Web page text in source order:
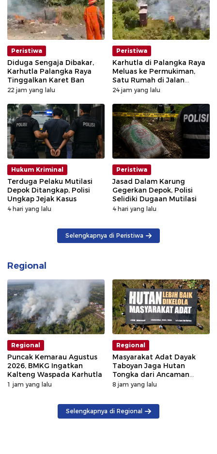
Peristiwa
Diduga Sengaja Dibakar,
Karhutla Palangka Raya
Tinggalkan Karet Ban
22 jam yang lalu
Peristiwa
Karhutla di Palangka Raya
Meluas ke Permukiman,
Satu Rumah di Jalan
Kalibata Hangus Terbakar
24 jam yang lalu
Hukum Kriminal
Terduga Pelaku Mutilasi
Depok Ditangkap, Polisi
Ungkap Jejak Kasus
4 hari yang lalu
Peristiwa
Jasad Dalam Karung
Gegerkan Depok, Polisi
Selidiki Dugaan Mutilasi
4 hari yang lalu
Selengkapnya di Peristiwa
Regional
Regional
Puncak Kemarau Agustus
2026, BMKG Ingatkan
Kalteng Waspada Karhutla
1 jam yang lalu
Regional
Masyarakat Adat Dayak
Taboyan Jaga Hutan
Tongka dari Ancaman
Deforestasi
8 jam yang lalu
Selengkapnya di Regional